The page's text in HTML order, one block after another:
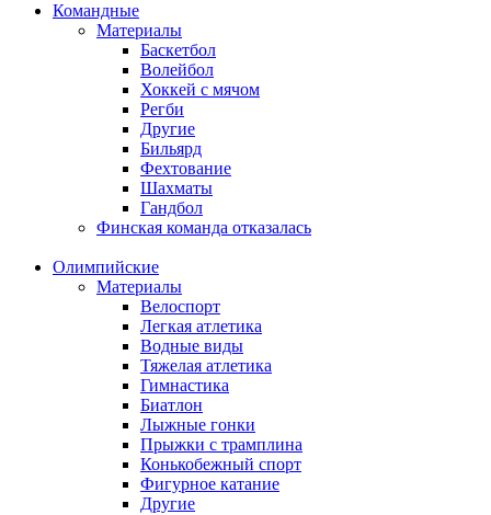
Командные
Материалы
Баскетбол
Волейбол
Хоккей с мячом
Регби
Другие
Бильярд
Фехтование
Шахматы
Гандбол
Финская команда отказалась
Олимпийские
Материалы
Велоспорт
Легкая атлетика
Водные виды
Тяжелая атлетика
Гимнастика
Биатлон
Лыжные гонки
Прыжки с трамплина
Конькобежный спорт
Фигурное катание
Другие